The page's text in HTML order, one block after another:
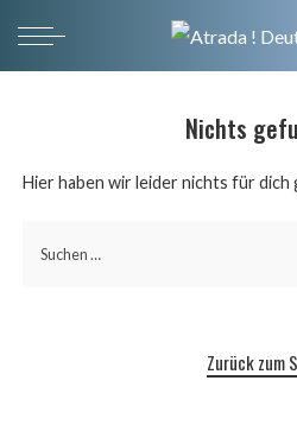
Nichts
Hier haben wir leider nichts für dich
Zurück zum